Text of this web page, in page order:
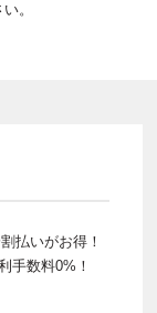
。
払いがお得！
手数料0%！